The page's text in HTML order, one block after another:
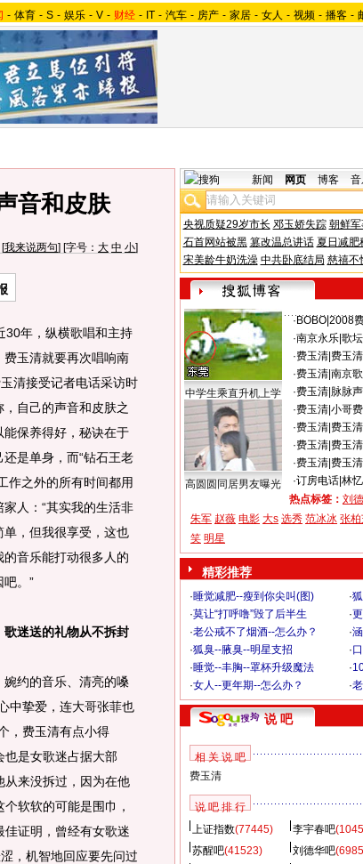
- 体育 - S - 娱乐 - V - 财经 - IT - 汽车 - 房产 - 家居 - 女人 - 视频 - 播客 -
音和皮肤
[我来说两句] [字号： 大 中 小]
年，纵横歌唱和主持
玉清就要再次唱响南
清接受记者电话采访时
，自己的声音和皮肤之
能保养得好，秘诀在于
还是单身，而“钻石王老
作之外的所有时间都用
家人：“其实我的生活非
单，但我很享受，这也
的音乐能打动很多人的
吧。”
歌迷送的礼物从不拆封
的音乐、清亮的嗓
中挚爱，连大哥张菲也
，费玉清有点小得
也是女歌迷占据大部
从来没拆过，因为在他
软软的可能是围巾，
佳证明，曾经有女歌迷
，机智地回应要先问过
新闻 网页 博客 音
央视质疑29岁市长 邓玉娇失踪 朝鲜军
石首网站被黑 篡改温总讲话 夏日减肥
宋美龄牛奶洗澡 中共卧底结局 慈禧不
中学生乘直升机上学
高圆圆同居男友曝光
· BOBO| 2008
·南京永乐| 歌
·费玉清| 费玉
·费玉清| 南京
·费玉清| 脉脉
·费玉清| 小哥
·费玉清| 费玉
·费玉清| 费玉
·费玉清| 费玉
·订房电话| 林
热点标签： 刘
朱军 赵薇 电影 大s 选秀 范冰冰 张
笑 明星
精彩推荐
·睡觉减肥--瘦到你尖叫(图) ·
·莫让“打呼噜”毁了后半生 ·
·老公戒不了烟酒--怎么办？ ·
·狐臭--腋臭--明星支招 ·
·睡觉--丰胸--罩杯升级魔法 ·
·女人--更年期--怎么办？ ·
说 吧
相 关 说 吧
费玉清
说 吧 排 行
上证指数(77445) 李宇春吧
苏醒吧(41523) 刘德华吧